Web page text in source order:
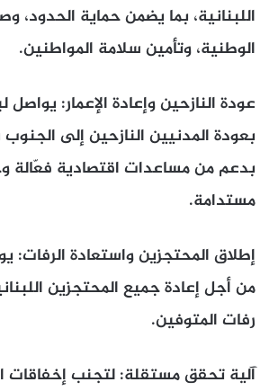
اللبنانية، بما يضمن حماية الحدود،
الوطنية، وتأمين سلامة المواطنين.
عودة النازحين وإعادة الإعمار: يواصل
بعودة المدنيين النازحين إلى
بدعم من مساعدات اقتصادية فعّالة
مستدامة.
إطلاق المحتجزين واستعادة الرفات:
من أجل إعادة جميع المحتجزين
رفات المتوفين.
آلية تحقق مستقلة: لتجنب إخفاقات